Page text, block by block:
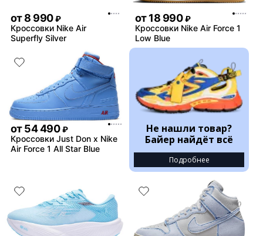
от8 990 ₽
Кроссовки Nike Air
Superfly Silver
от18 990 ₽
Кроссовки Nike Air Force 1
Low Blue
от54 490 ₽
Кроссовки Just Don x Nike
Air Force 1 All Star Blue
Не нашли товар?
Байер найдёт всё
Подробнее